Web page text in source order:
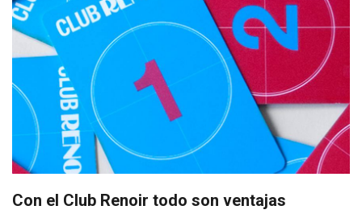
Con el Club Renoir todo son ventajas